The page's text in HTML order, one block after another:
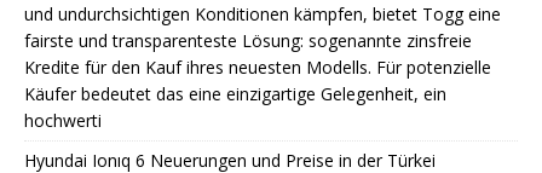
und undurchsichtigen Konditionen kämpfen, bietet Togg eine
fairste und transparenteste Lösung: sogenannte zinsfreie
Kredite für den Kauf ihres neuesten Modells. Für potenzielle
Käufer bedeutet das eine einzigartige Gelegenheit, ein
hochwerti
Hyundai Ionıq 6 Neuerungen und Preise in der Türkei